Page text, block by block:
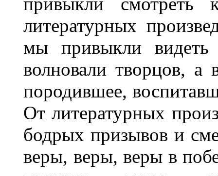
литературных
мы привыкли видеть
волновали творцов,
породившее,
От литературных
бодрых призывов и
веры, веры, веры в